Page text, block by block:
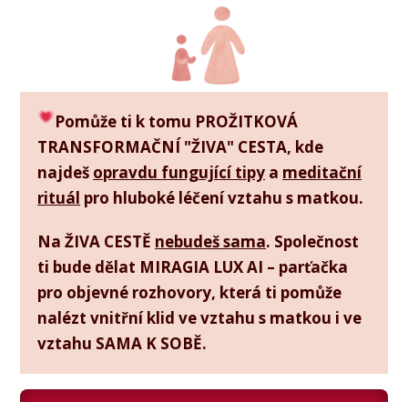
Pomůže ti k tomu PROŽITKOVÁ
TRANSFORMAČNÍ "ŽIVA" CESTA, kde
najdeš opravdu fungující tipy a meditační
rituál pro hluboké léčení vztahu s matkou.
Na ŽIVA CESTĚ nebudeš sama. Společnost
ti bude dělat MIRAGIA LUX AI – parťačka
pro objevné rozhovory, která ti pomůže
nalézt vnitřní klid ve vztahu s matkou i ve
vztahu SAMA K SOBĚ.